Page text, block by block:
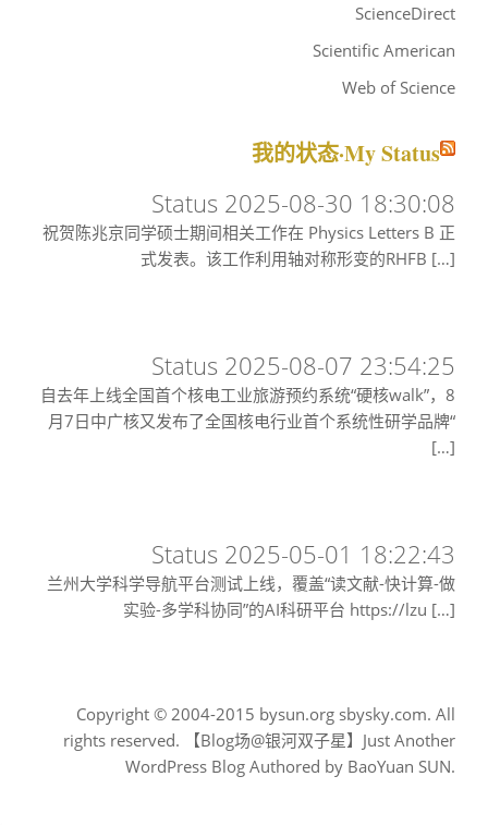
ScienceDirect
Scientific American
Web of Science
我的状态·My Status
Status 2025-08-30 18:30:08
祝贺陈兆京同学硕士期间相关工作在 Physics Letters B 正
式发表。该工作利用轴对称形变的RHFB […]
Status 2025-08-07 23:54:25
自去年上线全国首个核电工业旅游预约系统“硬核walk”，8
月7日中广核又发布了全国核电行业首个系统性研学品牌“
[…]
Status 2025-05-01 18:22:43
兰州大学科学导航平台测试上线，覆盖“读文献-快计算-做
实验-多学科协同”的AI科研平台 https://lzu […]
Copyright © 2004-2015 bysun.org sbysky.com. All
rights reserved. 【Blog场@银河双子星】Just Another
WordPress Blog Authored by BaoYuan SUN.